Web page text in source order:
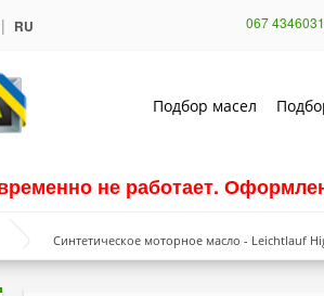
| RU 067 4346031
Подбор масел
не работает.
Синтетическое моторное масло - Leichtlauf